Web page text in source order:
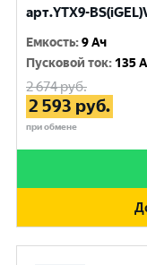
арт.YTX9-
Емкость:9 Ач
Пусковой ток: 135 A
2 674руб.
2 593 руб.
при обмене